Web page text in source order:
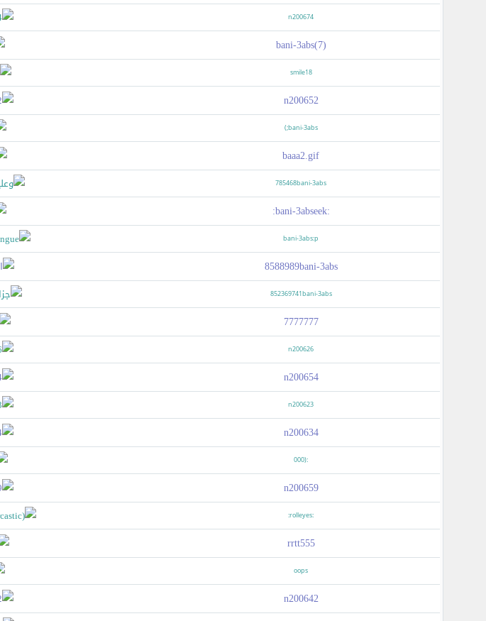
n200674
(bani-3abs(7
smile18
n200652
bani-3abs;)
baaa2.gif
785468bani-3abs
:bani-3abseek:
bani-3abs:p
8588989bani-3abs
852369741bani-3abs
7777777
n200626
n200654
n200623
n200634
:(000
n200659
:rolleyes:
rrtt555
oops
n200642